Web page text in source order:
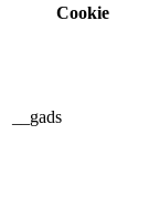
Cookie
__gads